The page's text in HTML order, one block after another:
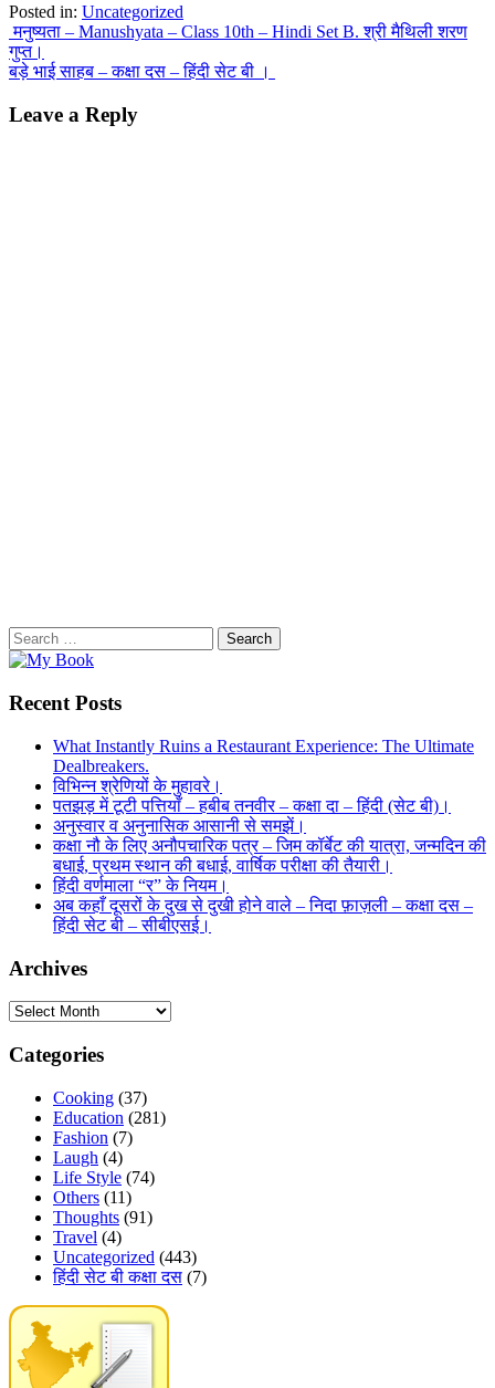
Posted in: Uncategorized
Post
navigation
मनुष्यता – Manushyata – Class 10th – Hindi Set B. श्री मैथिली शरण
गुप्त।
बड़े भाई साहब – कक्षा दस – हिंदी सेट बी ।
Leave a Reply
Search
for:
Recent Posts
What Instantly Ruins a Restaurant Experience: The Ultimate
Dealbreakers.
विभिन्न श्रेणियों के मुहावरे।
पतझड़ में टूटी पत्तियाँ – हबीब तनवीर – कक्षा दा – हिंदी (सेट बी)।
अनुस्वार व अनुनासिक आसानी से समझें।
कक्षा नौ के लिए अनौपचारिक पत्र – जिम कॉर्बेट की यात्रा, जन्मदिन की
बधाई, प्रथम स्थान की बधाई, वार्षिक परीक्षा की तैयारी।
हिंदी वर्णमाला “र” के नियम।
अब कहाँ दूसरों के दुख से दुखी होने वाले – निदा फ़ाज़ली – कक्षा दस –
हिंदी सेट बी – सीबीएसई।
Archives
Archives
Categories
Cooking (37)
Education (281)
Fashion (7)
Laugh (4)
Life Style (74)
Others (11)
Thoughts (91)
Travel (4)
Uncategorized (443)
हिंदी सेट बी कक्षा दस (7)